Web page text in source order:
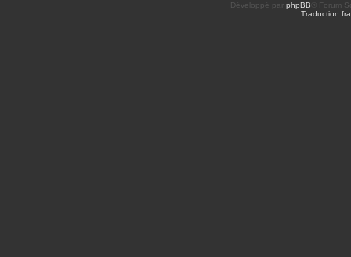
Développé par phpBB ® Forum
Traduction